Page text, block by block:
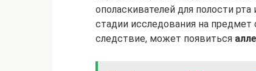
ополаскивателей для полости
стадии исследования на предмет
следствие, может появиться